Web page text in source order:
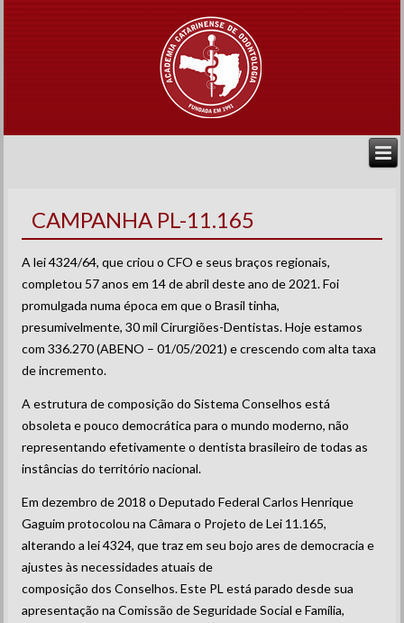
CAMPANHA PL-11.165
A lei 4324/64, que criou o CFO e seus braços regionais,
completou 57 anos em 14 de abril deste ano de 2021. Foi
promulgada numa época em que o Brasil tinha,
presumivelmente, 30 mil Cirurgiões-Dentistas. Hoje estamos
com 336.270 (ABENO – 01/05/2021) e crescendo com alta taxa
de incremento.
A estrutura de composição do Sistema Conselhos está
obsoleta e pouco democrática para o mundo moderno, não
representando efetivamente o dentista brasileiro de todas as
instâncias do território nacional.
Em dezembro de 2018 o Deputado Federal Carlos Henrique
Gaguim protocolou na Câmara o Projeto de Lei 11.165,
alterando a lei 4324, que traz em seu bojo ares de democracia e
ajustes às necessidades atuais de
composição dos Conselhos. Este PL está parado desde sua
apresentação na Comissão de Seguridade Social e Família,